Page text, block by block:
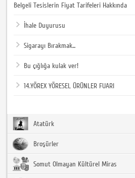
Belgeli Tesislerin Fiyat Tarifeleri Hakkında
İhale Duyurusu
Sigarayı Bırakmak...
Bu çığlığa kulak ver!
14.YÖREX YÖRESEL ÜRÜNLER FUARI
Atatürk
Broşürler
Somut Olmayan Kültürel Miras